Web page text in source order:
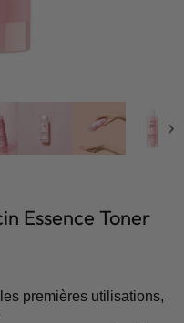
Essence Toner
premières utilisations,